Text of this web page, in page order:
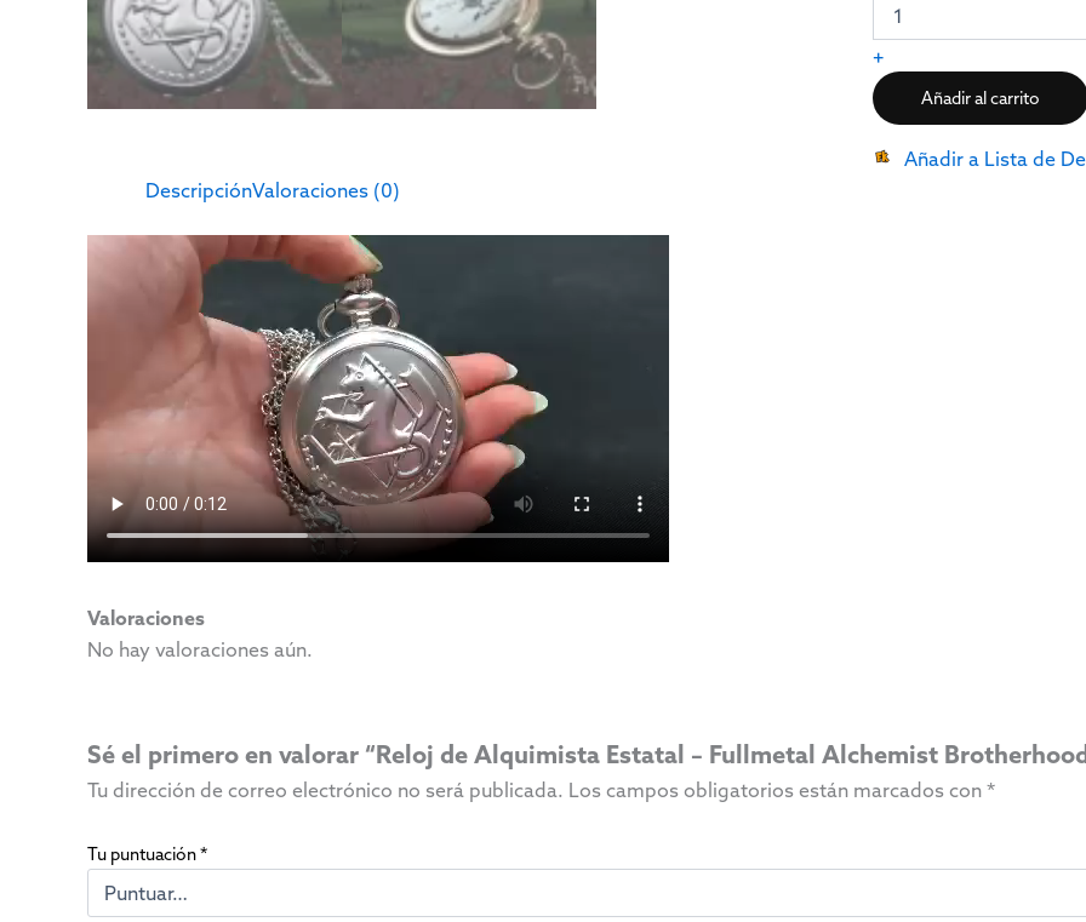
+
Añadir al carrito
Añadir a Lista de
DescripciónValoraciones (0)
Valoraciones
No hay valoraciones aún.
Sé el primero en valorar “Reloj de Alquimista Estatal – Fullmetal Alchemist
Tu dirección de correo electrónico no será publicada. Los campos obligatorios están marcados con *
Tu puntuación*